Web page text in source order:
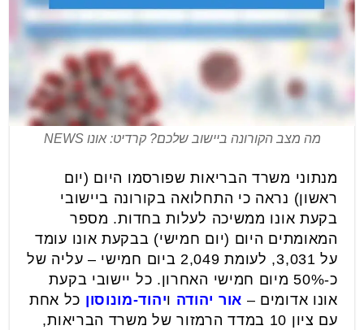
מה מצב הקורונה ביישוב שלכם? קרדיט: אונו NEWS
מנתוני משרד הבריאות שפורסמו היום (יום
ראשון) נראה כי התחלואה בקורונה ביישובי
בקעת אונו ממשיכה לעלות בחדות. מספר
המאומתים היום (יום חמישי) בבקעת אונו עומד
על 3,031, לעומת 2,049 ביום חמישי – עליה של
כ-50% מיום חמישי האחרון. כל יישובי בקעת
אונו אדומים – אור יהודה ויהוד-מונוסון כל אחת
עם ציון 10 במדד הרמזור של משרד הבריאות,